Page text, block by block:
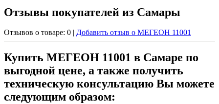
Отзывы покупателей из Самары
Отзывов о товаре: 0 | Добавить отзыв о МЕГЕОН 11001
Купить МЕГЕОН 11001 в Самаре по
выгодной цене, а также получить
техническую консультацию Вы можете
следующим образом: